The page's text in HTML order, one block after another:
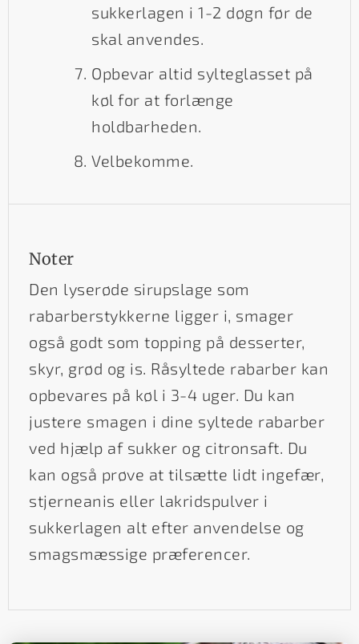
sukkerlagen i 1-2 døgn før de
skal anvendes.
Opbevar altid sylteglasset på
køl for at forlænge
holdbarheden.
Velbekomme.
Noter
Den lyserøde sirupslage som
rabarberstykkerne ligger i, smager
også godt som topping på desserter,
skyr, grød og is. Råsyltede rabarber kan
opbevares på køl i 3-4 uger. Du kan
justere smagen i dine syltede rabarber
ved hjælp af sukker og citronsaft. Du
kan også prøve at tilsætte lidt ingefær,
stjerneanis eller lakridspulver i
sukkerlagen alt efter anvendelse og
smagsmæssige præferencer.